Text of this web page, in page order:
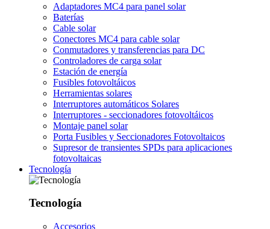
Adaptadores MC4 para panel solar
Baterías
Cable solar
Conectores MC4 para cable solar
Conmutadores y transferencias para DC
Controladores de carga solar
Estación de energía
Fusibles fotovoltáicos
Herramientas solares
Interruptores automáticos Solares
Interruptores - seccionadores fotovoltáicos
Montaje panel solar
Porta Fusibles y Seccionadores Fotovoltaicos
Supresor de transientes SPDs para aplicaciones
fotovoltaicas
Tecnología
Tecnología
Accesorios